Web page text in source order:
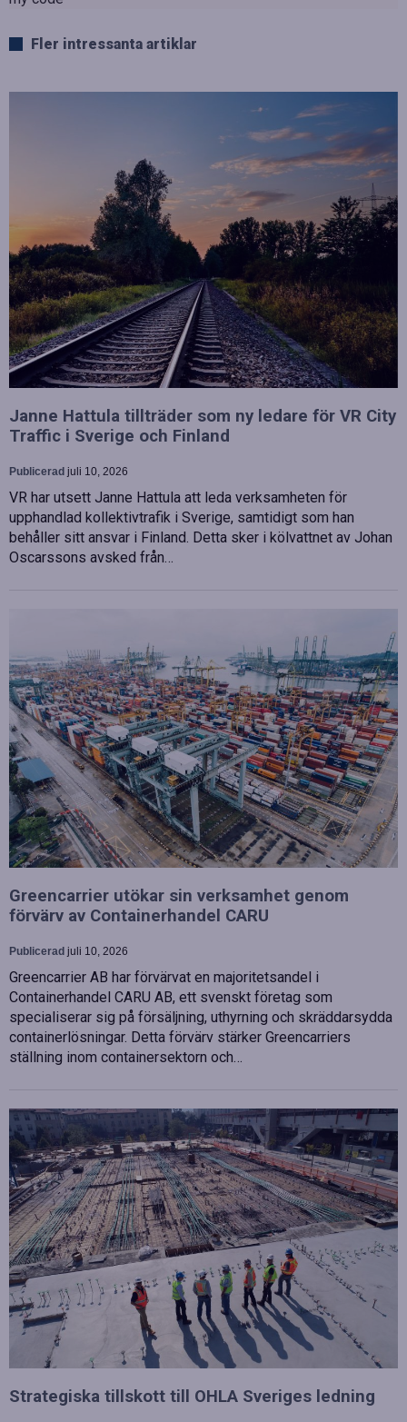
Fler intressanta artiklar
Janne Hattula tillträder som ny ledare för VR City
Traffic i Sverige och Finland
Publicerad juli 10, 2026
VR har utsett Janne Hattula att leda verksamheten för
upphandlad kollektivtrafik i Sverige, samtidigt som han
behåller sitt ansvar i Finland. Detta sker i kölvattnet av Johan
Oscarssons avsked från…
Greencarrier utökar sin verksamhet genom
förvärv av Containerhandel CARU
Publicerad juli 10, 2026
Greencarrier AB har förvärvat en majoritetsandel i
Containerhandel CARU AB, ett svenskt företag som
specialiserar sig på försäljning, uthyrning och skräddarsydda
containerlösningar. Detta förvärv stärker Greencarriers
ställning inom containersektorn och…
Strategiska tillskott till OHLA Sveriges ledning